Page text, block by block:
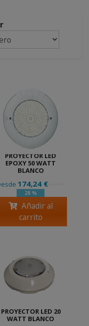
PROYECTOR LED
EPOXY 50 WATT
BLANCO
174,24 €
28 %
Añadir al
carrito
PROYECTOR LED 20
WATT BLANCO